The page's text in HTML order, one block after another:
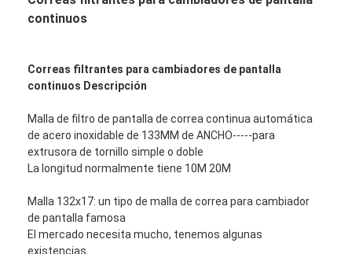
continuos
Correas filtrantes para cambiadores de pantalla
continuos Descripción
Malla de filtro de pantalla de correa continua automática
de acero inoxidable de 133MM de ANCHO-----para
extrusora de tornillo simple o doble
La longitud normalmente tiene 10M 20M
Malla 132x17: un tipo de malla de correa para cambiador
de pantalla famosa
El mercado necesita mucho, tenemos algunas
existencias.